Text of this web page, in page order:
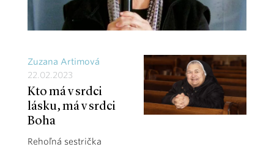
Zuzana Artimová
22.02.2023
Kto má v srdci
lásku, má v srdci
Boha
Rehoľná sestrička